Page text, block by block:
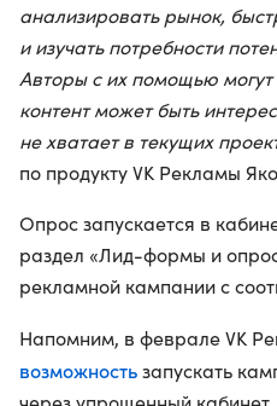
анализировать рынок,
и изучать потребности
Авторы с их помощью могут
контент может быть
не хватает в текущих
по продукту VK Рекламы
Опрос запускается в
раздел «Лид-формы и
рекламной кампании с
Напомним, в феврале VK
возможностьзапускать